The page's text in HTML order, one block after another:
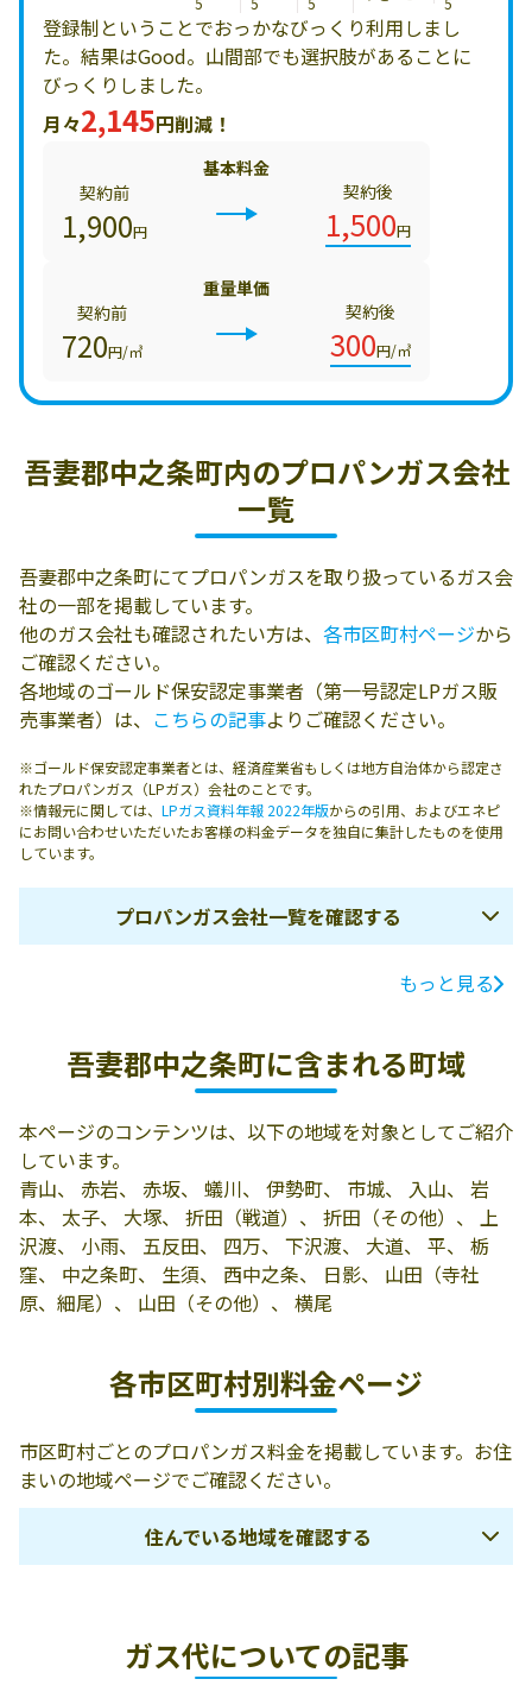
登録制ということでおっかなびっくり利用しまし
た。結果はGood。山間部でも選択肢があることに
びっくりしました。
月々2,145円削減！
基本料金
契約前
1,900円
契約後
1,500円
重量単価
契約前
720円/㎥
契約後
300円/㎥
吾妻郡中之条町内のプロパンガス会社
一覧
吾妻郡中之条町にてプロパンガスを取り扱っているガス会
社の一部を掲載しています。
他のガス会社も確認されたい方は、 各市区町村ページから
ご確認ください。
各地域のゴールド保安認定事業者（第一号認定LPガス販
売事業者）は、 こちらの記事よりご確認ください。
※ゴールド保安認定事業者とは、経済産業省もしくは地方自治体から認定さ
れたプロパンガス（LPガス）会社のことです。
※情報元に関しては、 LPガス資料年報 2022年版からの引用、およびエネピ
にお問い合わせいただいたお客様の料金データを独自に集計したものを使用
しています。
プロパンガス会社一覧を確認する
電話番号
大字下沢渡1203-
2
合資会社かねぶ
ん商店
吾妻郡中之条町
0279-75-2010
光山商事株式会
社
吾妻郡中之条町
大字伊勢町942
0279-75-2263
群馬興産株式会
社
吾妻郡中之条町
大字伊勢町甲
0279-75-2623
株式会社徳永卸
吾妻郡中之条町
0279-75-2260
株式会社徳永中
之条営業所
吾妻郡中之条町
大字青山528
株式会社徳永／
377-0422 吾妻郡
0120-866-675
もっと見る
吾妻郡中之条町に含まれる町域
本ページのコンテンツは、以下の地域を対象としてご紹介
しています。
青山、 赤岩、 赤坂、 蟻川、 伊勢町、 市城、 入山、 岩
本、 太子、 大塚、 折田（戦道）、 折田（その他）、 上
沢渡、 小雨、 五反田、 四万、 下沢渡、 大道、 平、 栃
窪、 中之条町、 生須、 西中之条、 日影、 山田（寺社
原、細尾）、 山田（その他）、 横尾
各市区町村別料金ページ
市区町村ごとのプロパンガス料金を掲載しています。お住
まいの地域ページでご確認ください。
住んでいる地域を確認する
北群馬郡吉岡町
北群馬郡榛東村
佐波郡玉村町
ガス代についての記事